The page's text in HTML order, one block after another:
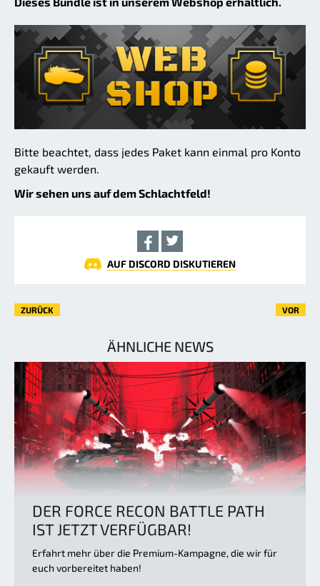
Bitte beachtet, dass jedes Paket kann einmal pro Konto
gekauft werden.
Wir sehen uns auf dem Schlachtfeld!
AUF DISCORD DISKUTIEREN
ZURÜCK VOR
ÄHNLICHE NEWS
DER FORCE RECON BATTLE PATH
IST JETZT VERFÜGBAR!
Erfahrt mehr über die Premium-Kampagne, die wir für
euch vorbereitet haben!